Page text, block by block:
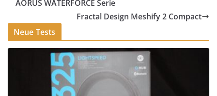
AORUS WATERFORCE Serie
Fractal Design Meshify 2 Compact
Neue Tests